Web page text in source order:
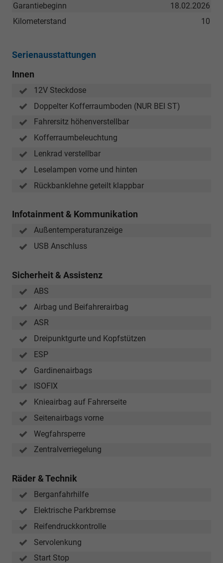
18.02.2026
Garantiebeginn
10
Kilometerstand
Serienausstattungen
Innen
12V Steckdose
Doppelter Kofferraumboden (NUR BEI ST)
Fahrersitz höhenverstellbar
Kofferraumbeleuchtung
Lenkrad verstellbar
Leselampen vorne und hinten
Rückbanklehne geteilt klappbar
Infotainment & Kommunikation
Außentemperaturanzeige
USB Anschluss
Sicherheit & Assistenz
ABS
Airbag und Beifahrerairbag
ASR
Dreipunktgurte und Kopfstützen
ESP
Gardinenairbags
ISOFIX
Knieairbag auf Fahrerseite
Seitenairbags vorne
Wegfahrsperre
Zentralverriegelung
Räder & Technik
Berganfahrhilfe
Elektrische Parkbremse
Reifendruckkontrolle
Servolenkung
Start Stop